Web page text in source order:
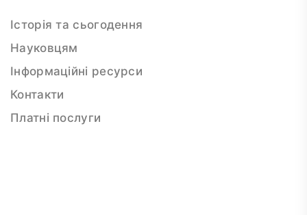
Історія та сьогодення
Науковцям
Інформаційні ресурси
Контакти
Платні послуги